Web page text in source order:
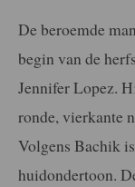
De beroemde
begin van de
Jennifer Lopez.
ronde, vierkante
Volgens Bachik
huidondertoon.